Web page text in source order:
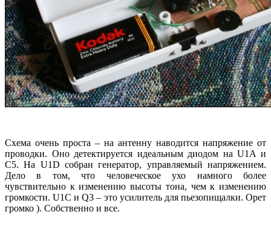
Схема очень проста – на антенну наводится напряжение от
проводки. Оно детектируется идеальным диодом на U1A и
C5. На U1D собран генератор, управляемый напряжением.
Дело в том, что человеческое ухо намного более
чувствительно к изменению высоты тона, чем к изменению
громкости. U1C и Q3 – это усилитель для пьезопищалки. Орет
громко ). Собственно и все.